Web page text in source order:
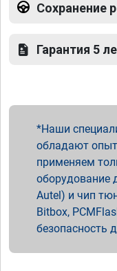
Сохранение
Гарантия 5
Наши
обладают
применяем
оборудование
Autel) и чип
Bitbox,
безопасность